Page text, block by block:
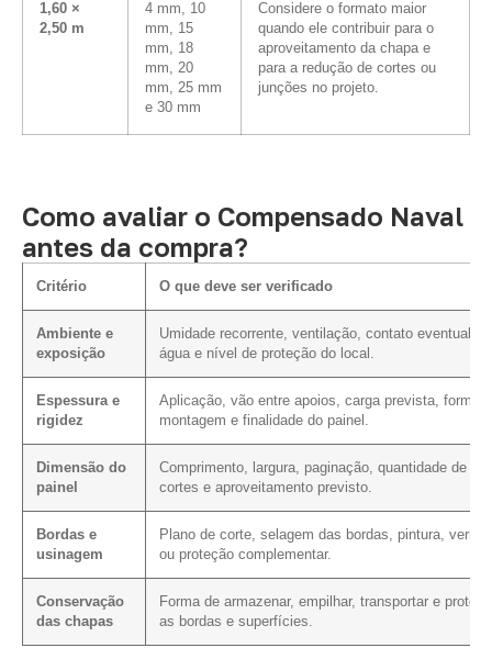
1,60 ×
2,50 m
4 mm, 10
mm, 15
mm, 18
mm, 20
mm, 25 mm
e 30 mm
Considere o formato maior
quando ele contribuir para o
aproveitamento da chapa e
para a redução de cortes ou
junções no projeto.
Como avaliar o Compensado Naval
antes da compra?
Critério O que deve ser verificado
Ambiente e
exposição
Umidade recorrente, ventilação, contato eventual
água e nível de proteção do local.
Espessura e
rigidez
Aplicação, vão entre apoios, carga prevista, forma
montagem e finalidade do painel.
Dimensão do
painel
Comprimento, largura, paginação, quantidade de
cortes e aproveitamento previsto.
Bordas e
usinagem
Plano de corte, selagem das bordas, pintura, verniz
ou proteção complementar.
Conservação
das chapas
Forma de armazenar, empilhar, transportar e
as bordas e superfícies.